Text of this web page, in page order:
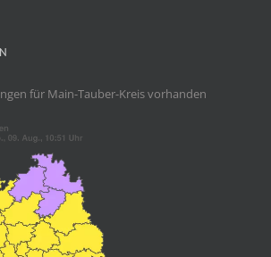
für Main-Tauber-Kreis vorhanden